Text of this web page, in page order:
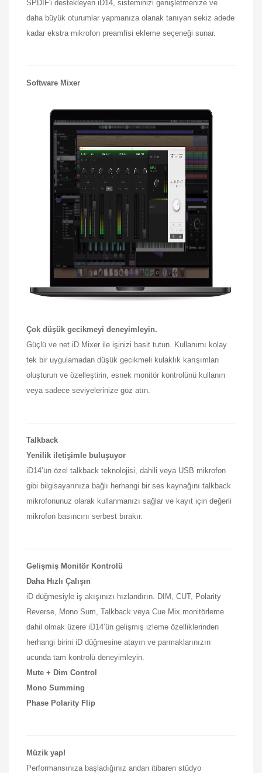
SPDIF'i destekleyen iD14, sisteminizi genişletmenize ve
daha büyük oturumlar yapmanıza olanak tanıyan sekiz adede
kadar ekstra mikrofon preamfisi ekleme seçeneği sunar.
Software Mixer
Çok düşük gecikmeyi deneyimleyin.
Güçlü ve net iD Mixer ile işinizi basit tutun. Kullanımı kolay
tek bir uygulamadan düşük gecikmeli kulaklık karışımları
oluşturun ve özelleştirin, esnek monitör kontrolünü kullanın
veya sadece seviyelerinize göz atın.
Talkback
Yenilik iletişimle buluşuyor
iD14’ün özel talkback teknolojisi, dahili veya USB mikrofon
gibi bilgisayarınıza bağlı herhangi bir ses kaynağını talkback
mikrofonunuz olarak kullanmanızı sağlar ve kayıt için değerli
mikrofon basıncını serbest bırakır.
Gelişmiş Monitör Kontrolü
Daha Hızlı Çalışın
iD düğmesiyle iş akışınızı hızlandırın. DIM, CUT, Polarity
Reverse, Mono Sum, Talkback veya Cue Mix monitörleme
dahil olmak üzere iD14’ün gelişmiş izleme özelliklerinden
herhangi birini iD düğmesine atayın ve parmaklarınızın
ucunda tam kontrolü deneyimleyin.
Mute + Dim Control
Mono Summing
Phase Polarity Flip
Müzik yap!
Performansınıza başladığınız andan itibaren stüdyo